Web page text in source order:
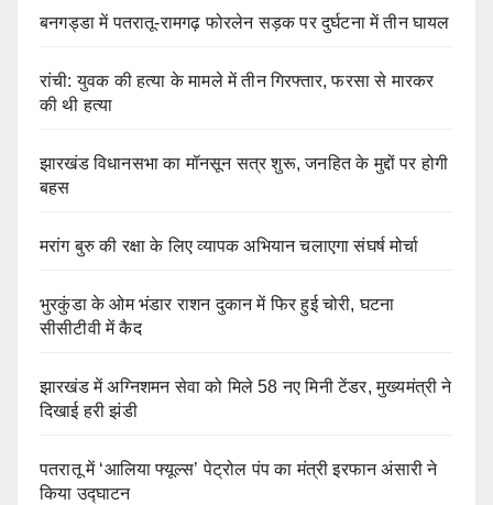
बनगड्डा में पतरातू-रामगढ़ फोरलेन सड़क पर दुर्घटना में तीन घायल
रांची: युवक की हत्या के मामले में तीन गिरफ्तार, फरसा से मारकर
की थी हत्या
झारखंड विधानसभा का मॉनसून सत्र शुरू, जनहित के मुद्दों पर होगी
बहस
मरांग बुरु की रक्षा के लिए व्यापक अभियान चलाएगा संघर्ष मोर्चा
भुरकुंडा के ओम भंडार राशन दुकान में फिर हुई चोरी, घटना
सीसीटीवी में कैद
झारखंड में अग्निशमन सेवा को मिले 58 नए मिनी टेंडर, मुख्यमंत्री ने
दिखाई हरी झंडी
पतरातू में ‘आलिया फ्यूल्स’ पेट्रोल पंप का मंत्री इरफान अंसारी ने
किया उद्घाटन